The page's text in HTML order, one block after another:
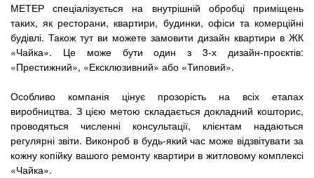
МЕТЕР спеціалізується на внутрішній обробці приміщень
таких, як ресторани, квартири, будинки, офіси та комерційні
будівлі. Також тут ви можете замовити дизайн квартири в ЖК
«Чайка». Це може бути один з 3-х дизайн-проєктів:
«Престижний», «Ексклюзивний» або «Типовий».
Особливо компанія цінує прозорість на всіх етапах
виробництва. З цією метою складається докладний кошторис,
проводяться численні консультації, клієнтам надаються
регулярні звіти. Виконроб в будь-який час може відзвітувати за
кожну копійку вашого ремонту квартири в житловому комплексі
«Чайка».